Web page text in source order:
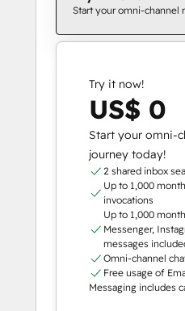
Start your omni-channel
Try it now!
US$ 0
Start your omni-
journey today!
2 shared inbox
Up to 1,000
invocations
Up to 1,000
Messenger,
messages
Omni-channel
Free usage of
Messaging includes